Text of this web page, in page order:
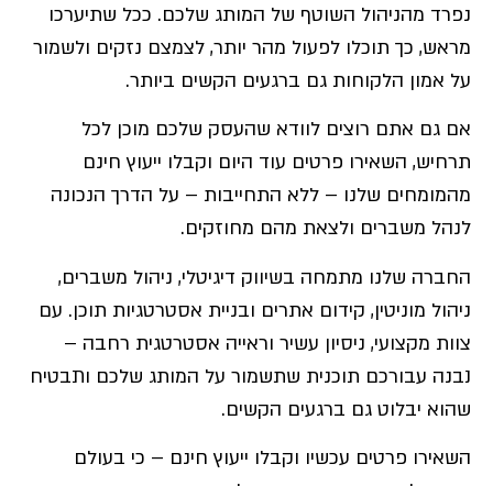
נפרד מהניהול השוטף של המותג שלכם. ככל שתיערכו
מראש, כך תוכלו לפעול מהר יותר, לצמצם נזקים ולשמור
על אמון הלקוחות גם ברגעים הקשים ביותר.
אם גם אתם רוצים לוודא שהעסק שלכם מוכן לכל
תרחיש, השאירו פרטים עוד היום וקבלו ייעוץ חינם
מהמומחים שלנו – ללא התחייבות – על הדרך הנכונה
לנהל משברים ולצאת מהם מחוזקים.
החברה שלנו מתמחה בשיווק דיגיטלי, ניהול משברים,
ניהול מוניטין, קידום אתרים ובניית אסטרטגיות תוכן. עם
צוות מקצועי, ניסיון עשיר וראייה אסטרטגית רחבה –
נבנה עבורכם תוכנית שתשמור על המותג שלכם ותבטיח
שהוא יבלוט גם ברגעים הקשים.
השאירו פרטים עכשיו וקבלו ייעוץ חינם – כי בעולם